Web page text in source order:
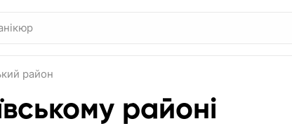
район
районі